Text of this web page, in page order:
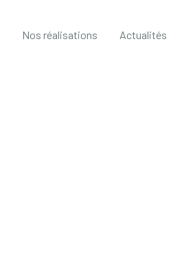
Nos réalisations Actualités